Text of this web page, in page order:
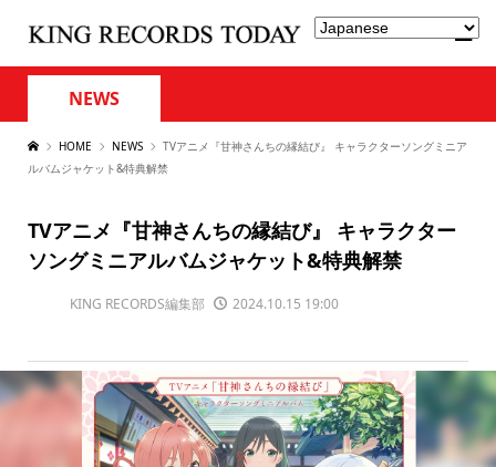
NEWS
HOME NEWS
TVアニメ『甘神さんちの縁結び』 キャラクターソングミニア
ルバムジャケット&特典解禁
TVアニメ『甘神さんちの縁結び』 キャラクター
ソングミニアルバムジャケット&特典解禁
KING RECORDS編集部 2024.10.15 19:00